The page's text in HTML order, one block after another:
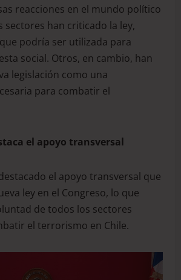
reacciones en el mundo político
sectores han criticado la ley,
podría ser utilizada para
social. Otros, en cambio, han
legislación como una
para combatir el
el apoyo transversal
el apoyo transversal que
ley en el Congreso, lo que
de todos los sectores
el terrorismo en Chile.